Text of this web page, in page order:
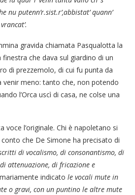
nu putenn’r.sist.r’,abbistat’ quann’
gravida chiamata Pasqualotta la
che dava sul giardino di un
di prezzemolo, di cui fu punta da
venir meno: tanto che, non potendo
l’Orca uscì di casa, ne colse una
voce l’originale. Chi è napoletano si
che De Simone ha precisato di
di vocalismo, di consonantismo, di
attenuazione, di fricazione e
indicato le vocali mute in
o gravi, con un puntino le altre mute